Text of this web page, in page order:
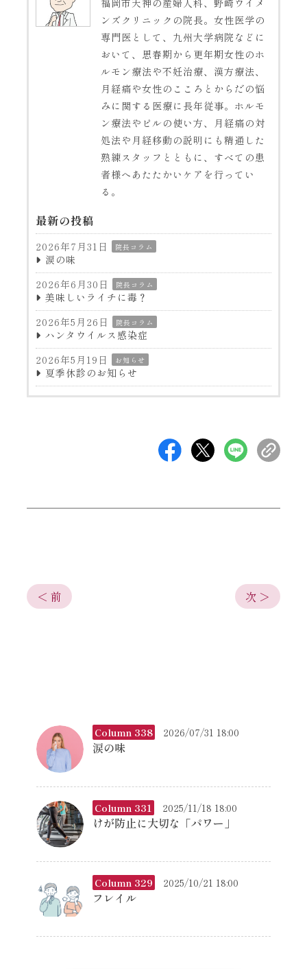
福岡市天神の産婦人科、野崎ウイメ
ンズクリニックの院長。女性医学の
専門医として、九州大学病院などに
おいて、思春期から更年期女性のホ
ルモン療法や不妊治療、漢方療法、
月経痛や女性のこころとからだの悩
みに関する医療に長年従事。ホルモ
ン療法やピルの使い方、月経痛の対
処法や月経移動の説明にも精通した
熟練スタッフとともに、すべての患
者様へあたたかいケアを行ってい
る。
最新の投稿
2026年7月31日 院長コラム
涙の味
2026年6月30日
院長コラム
美味しいライチに毒？
2026年5月26日
院長コラム
ハンタウイルス感染症
2026年5月19日
お知らせ
夏季休診のお知らせ
＜ 前 次 ＞
Column 338 2026/07/31 18:00
涙の味
Column 331 2025/11/18 18:00
けが防止に大切な「パワー」
Column 329 2025/10/21 18:00
フレイル